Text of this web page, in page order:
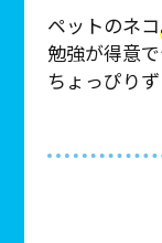
ペットのネコ
勉強が得意
ちょっぴり